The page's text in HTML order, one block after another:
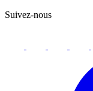
Suivez-nous